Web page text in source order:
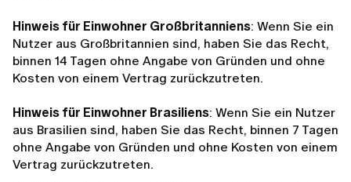
Hinweis für Einwohner Großbritanniens: Wenn Sie ein
Nutzer aus Großbritannien sind, haben Sie das Recht,
binnen 14 Tagen ohne Angabe von Gründen und ohne
Kosten von einem Vertrag zurückzutreten.
Hinweis für Einwohner Brasiliens: Wenn Sie ein Nutzer
aus Brasilien sind, haben Sie das Recht, binnen 7 Tagen
ohne Angabe von Gründen und ohne Kosten von einem
Vertrag zurückzutreten.